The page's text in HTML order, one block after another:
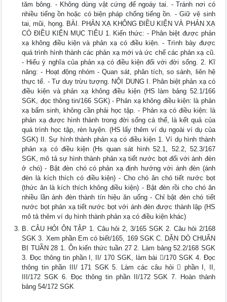
tăm bông. - Không dùng vật cứng để ngoáy tai. - Tránh nơi có
nhiều tiếng ồn hoặc có biện pháp chống tiếng ồn. - Giữ vệ sinh
tai, mũi, họng. BÀI. PHẢN XẠ KHÔNG ĐIỀU KIỆN VÀ PHẢN XẠ
CÓ ĐIỀU KIỆN MỤC TIÊU 1. Kiến thức: - Phân biệt được phản
xạ không điều kiện và phản xạ có điều kiện. - Trình bày được
quá trình hình thành các phản xạ mới và ức chế các phản xạ cũ.
- Hiểu ý nghĩa của phản xạ có điều kiện đối với đời sống. 2. Kĩ
năng: - Hoạt động nhóm - Quan sát, phân tích, so sánh, liên hệ
thực tế. - Tư duy trừu tượng. NỘI DUNG I. Phân biệt phản xạ có
điều kiện và phản xạ không điều kiện (HS làm bảng 52.1/166
SGK, đọc thông tin/166 SGK) - Phản xạ không điều kiện: là phản
xạ bẩm sinh, không cần phải học tập. - Phản xạ có điều kiện: là
phản xạ được hình thành trong đời sống cá thể, là kết quả của
quá trình học tập, rèn luyện. (HS lấy thêm ví dụ ngoài ví dụ của
SGK) II. Sự hình thành phản xạ có điều kiện 1. Ví dụ hình thành
phản xạ có điều kiện (Hs quan sát hình 52.1, 52.2, 52.3/167
SGK, mô tả sự hình thành phản xạ tiết nước bọt đối với ánh đèn
ở chó) - Bật đèn chó có phản xạ định hướng với ánh đèn (ánh
đèn là kích thích có điều kiện) - Cho chó ăn chó tiết nước bọt
(thức ăn là kích thích không điều kiện) - Bật đèn rồi cho chó ăn
nhiều lần ánh đèn thành tín hiệu ăn uống - Chỉ bật đèn chó tiết
nước bọt phản xạ tiết nước bọt với ánh đèn được thành lập (HS
mô tả thêm ví dụ hình thành phản xạ có điều kiện khác)
B. CÂU HỎI ÔN TẬP 1. Câu hỏi 2, 3/165 SGK 2. Câu hỏi 2/168
SGK 3. Xem phần Em có biết/165, 169 SGK C. DẶN DÒ CHUẨN
BỊ TUẦN 28 1. Ôn kiến thức tuần 27 2. Làm bảng 52.2/168 SGK
3. Đọc thông tin phần I, II/ 170 SGK, làm bài /170 SGK 4. Đọc
thông tin phần III/ 171 SGK 5. Làm các câu hỏi  phần I, II,
III/172 SGK 6. Đọc thông tin phần II/172 SGK 7. Hoàn thành
bảng 54/172 SGK